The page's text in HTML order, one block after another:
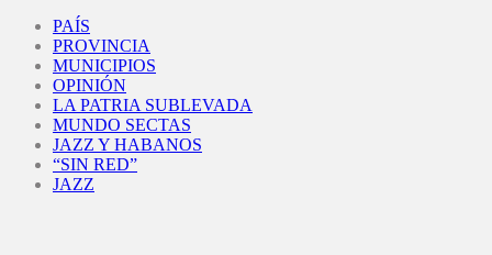
PAÍS
PROVINCIA
MUNICIPIOS
OPINIÓN
LA PATRIA SUBLEVADA
MUNDO SECTAS
JAZZ Y HABANOS
“SIN RED”
JAZZ